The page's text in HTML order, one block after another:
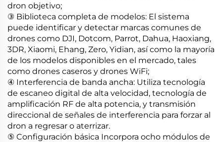
dron objetivo;
③ Biblioteca completa de modelos: El sistema
puede identificar y detectar marcas comunes de
drones como DJI, Dotcom, Parrot, Dahua, Haoxiang,
3DR, Xiaomi, Ehang, Zero, Yidian, así como la mayoría
de los modelos disponibles en el mercado, tales
como drones caseros y drones WiFi;
④ Interferencia de banda ancha: Utiliza tecnología
de escaneo digital de alta velocidad, tecnología de
amplificación RF de alta potencia, y transmisión
direccional de señales de interferencia para forzar al
dron a regresar o aterrizar.
⑤ Configuración básica Incorpora ocho módulos de